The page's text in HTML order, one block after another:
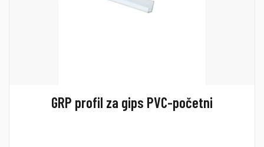
GRP profil za gips PVC-početni